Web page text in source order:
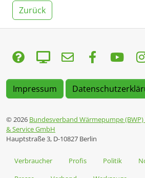
Zurück
Impressum
© 2026 Bundesverband Wärmepumpe
& Service GmbH
Hauptstraße 3, D-10827 Berlin
Verbraucher Profis Politik